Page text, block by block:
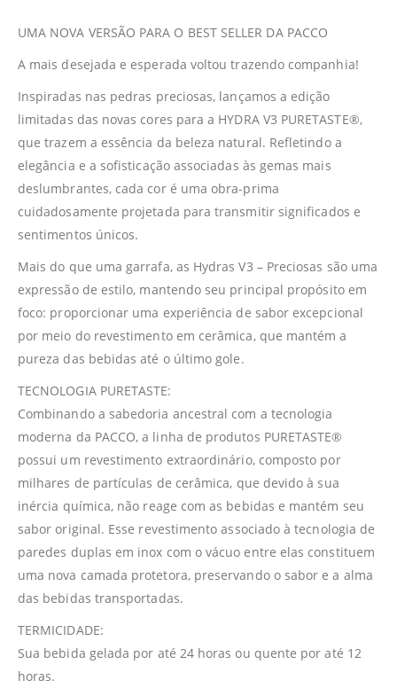
UMA NOVA VERSÃO PARA O BEST SELLER DA PACCO
A mais desejada e esperada voltou trazendo companhia!
Inspiradas nas pedras preciosas, lançamos a edição
limitadas das novas cores para a HYDRA V3 PURETASTE®,
que trazem a essência da beleza natural. Refletindo a
elegância e a sofisticação associadas às gemas mais
deslumbrantes, cada cor é uma obra-prima
cuidadosamente projetada para transmitir significados e
sentimentos únicos.
Mais do que uma garrafa, as Hydras V3 – Preciosas são uma
expressão de estilo, mantendo seu principal propósito em
foco: proporcionar uma experiência de sabor excepcional
por meio do revestimento em cerâmica, que mantém a
pureza das bebidas até o último gole.
TECNOLOGIA PURETASTE:
Combinando a sabedoria ancestral com a tecnologia
moderna da PACCO, a linha de produtos PURETASTE®
possui um revestimento extraordinário, composto por
milhares de partículas de cerâmica, que devido à sua
inércia química, não reage com as bebidas e mantém seu
sabor original. Esse revestimento associado à tecnologia de
paredes duplas em inox com o vácuo entre elas constituem
uma nova camada protetora, preservando o sabor e a alma
das bebidas transportadas.
TERMICIDADE:
Sua bebida gelada por até 24 horas ou quente por até 12
horas.